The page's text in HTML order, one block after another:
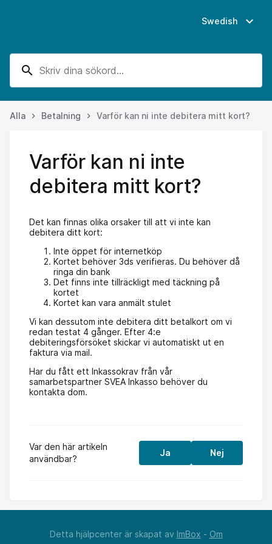
search
Swedish expand_more
Alla keyboard_arrow_right Betalning keyboard_arrow_right Varför kan ni inte debitera mitt kort?
Varför kan ni inte
debitera mitt kort?
Det kan finnas olika orsaker till att vi inte kan
debitera ditt kort:
Inte öppet för internetköp
Kortet behöver 3ds verifieras. Du behöver då
ringa din bank
Det finns inte tillräckligt med täckning på
kortet
Kortet kan vara anmält stulet
Vi kan dessutom inte debitera ditt betalkort om vi
redan testat 4 gånger. Efter 4:e
debiteringsförsöket skickar vi automatiskt ut en
faktura via mail.
Har du fått ett Inkassokrav från vår
samarbetspartner SVEA Inkasso behöver du
kontakta dom.
Var den här artikeln
användbar?
Ja Nej
Detta hjälpcenter är skapat av ImBox - Om